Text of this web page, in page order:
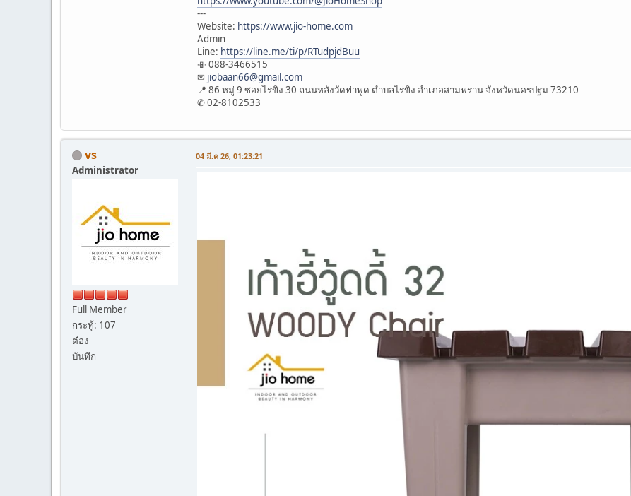
---
Website: https://www.jio-home.com
Admin
Line: https://line.me/ti/p/RTudpjdBuu
📳 088-3466515
✉ jiobaan66@gmail.com
📍 86 หมู่ 9 ซอยไร่ขิง 30 ถนนหลังวัดท่าพูด ตำบลไร่ขิง อำเภอสามพราน จังหวัดนครปฐม 73210
✆ 02-8102533
vs
Administrator
Full Member
กระทู้: 107
ต๋อง
บันทึก
04 มี.ค 26, 01:23:21